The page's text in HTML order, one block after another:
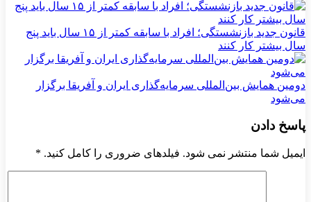
قانون جدید بازنشستگی؛ افراد با سابقه کمتر از ۱۵ سال باید پنج
سال بیشتر کار کنند
دومین همایش بین‌المللی سرمایه‌گذاری ایران و آفریقا برگزار
می‌شود
پاسخ دادن
ایمیل شما منتشر نمی شود. فیلدهای ضروری را کامل کنید. *